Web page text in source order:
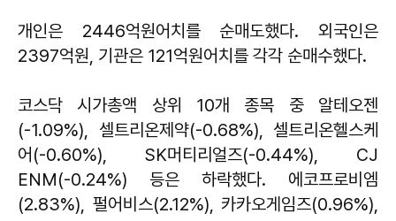
개인은 2446억원어치를 순매도했다. 외국인은
2397억원, 기관은 121억원어치를 각각 순매수했다.
코스닥 시가총액 상위 10개 종목 중 알테오젠
(-1.09%), 셀트리온제약(-0.68%), 셀트리온헬스케
어(-0.60%), SK머티리얼즈(-0.44%), CJ
ENM(-0.24%) 등은 하락했다. 에코프로비엠
(2.83%), 펄어비스(2.12%), 카카오게임즈(0.96%),